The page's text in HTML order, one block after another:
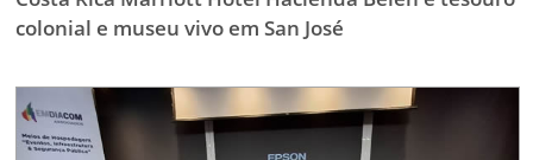
colonial e museu vivo em San José